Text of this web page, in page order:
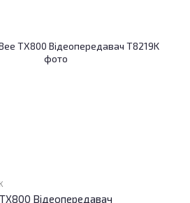
Відеопередавач